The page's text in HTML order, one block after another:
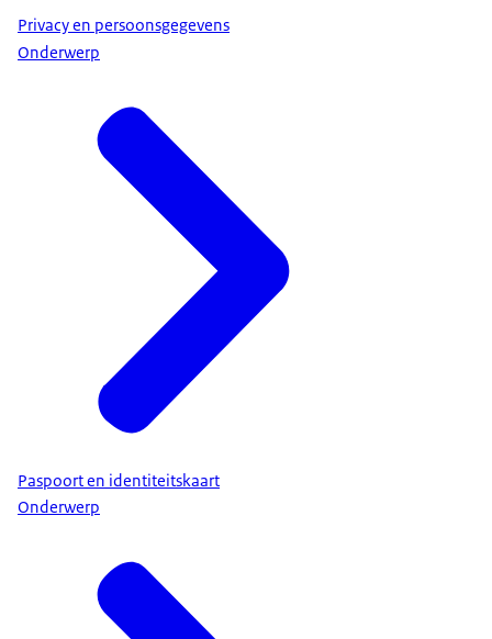
Privacy en persoonsgegevens
Onderwerp
Paspoort en identiteitskaart
Onderwerp